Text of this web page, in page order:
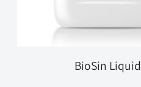
BioSin Liquid